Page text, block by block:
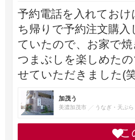
予約電話を入れてお
ち帰りで予約注文購
ていたので、お家で
つまぶしを楽しめた
せていただきました(
加茂う
美濃加茂市 うなぎ・天ぷら
こ